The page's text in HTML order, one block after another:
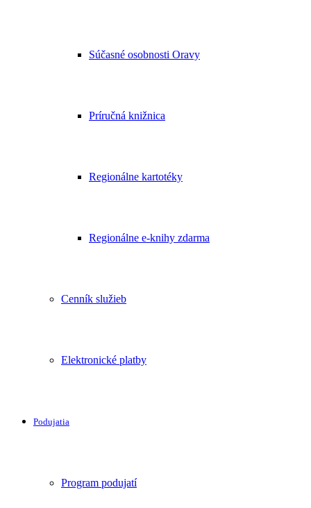
Súčasné osobnosti Oravy
Príručná knižnica
Regionálne kartotéky
Regionálne e-knihy zdarma
Cenník služieb
Elektronické platby
Podujatia
Program podujatí